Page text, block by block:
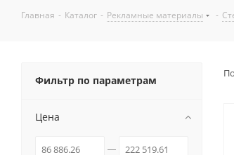
Главная - Каталог - Рекламные материалы -
Фильтр по параметрам
Цена